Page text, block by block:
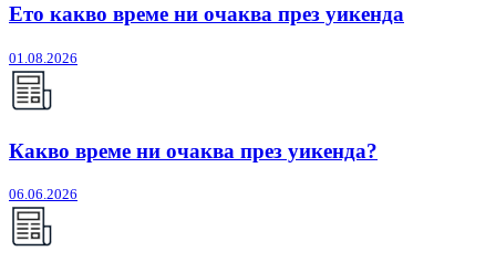
Ето какво време ни очаква през уикенда
01.08.2026
Какво време ни очаква през уикенда?
06.06.2026